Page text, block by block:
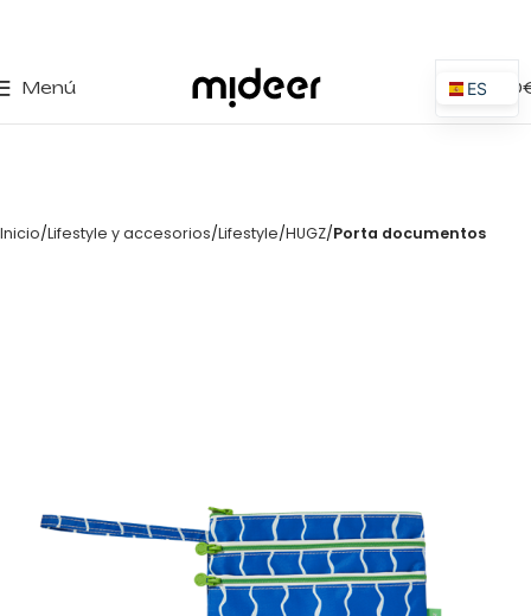
Menú 0,00
Inicio Lifestyle y accesorios Lifestyle HUGZ Porta documentos
ES
EN
PL